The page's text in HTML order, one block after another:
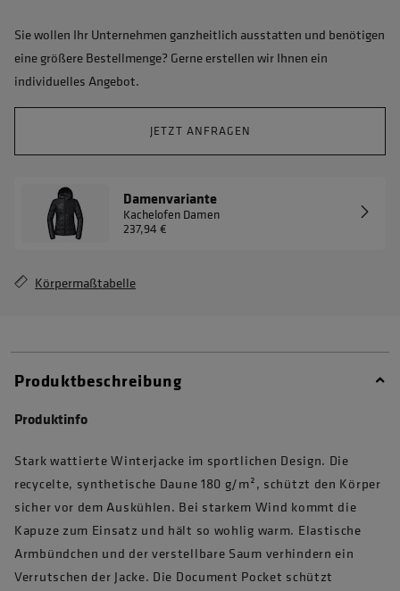
Sie wollen Ihr Unternehmen ganzheitlich ausstatten und benötigen
eine größere Bestellmenge? Gerne erstellen wir Ihnen ein
individuelles Angebot.
JETZT ANFRAGEN
Damenvariante
Kachelofen Damen
237,94 €
Körpermaßtabelle
Produktbeschreibung
Produktinfo
Stark wattierte Winterjacke im sportlichen Design. Die
recycelte, synthetische Daune 180 g/m², schützt den Körper
sicher vor dem Auskühlen. Bei starkem Wind kommt die
Kapuze zum Einsatz und hält so wohlig warm. Elastische
Armbündchen und der verstellbare Saum verhindern ein
Verrutschen der Jacke. Die Document Pocket schützt